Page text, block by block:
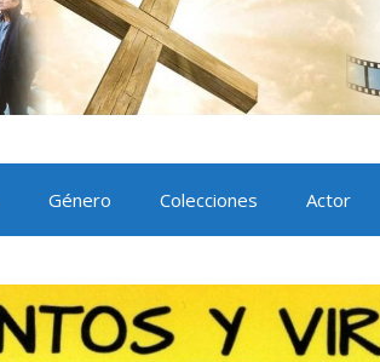
Género Colecciones Actor